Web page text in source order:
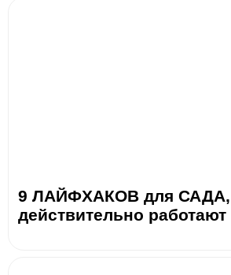
9 ЛАЙФХАКОВ для САДА,
действительно работают